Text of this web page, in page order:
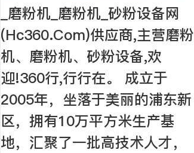
_磨粉机_磨粉机_砂粉设备网
(Hc360.Com)供应商,主营磨粉
机、磨粉机、砂粉设备,欢
迎!360行,行行在。 成立于
2005年，坐落于美丽的浦东新
区，拥有10万平方米生产基
地，汇聚了一批高技术人才，